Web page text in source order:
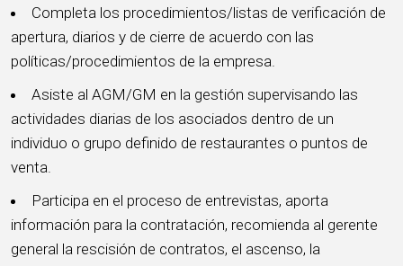
Completa los procedimientos/listas de verificación de
apertura, diarios y de cierre de acuerdo con las
políticas/procedimientos de la empresa.
Asiste al AGM/GM en la gestión supervisando las
actividades diarias de los asociados dentro de un
individuo o grupo definido de restaurantes o puntos de
venta.
Participa en el proceso de entrevistas, aporta
información para la contratación, recomienda al gerente
general la rescisión de contratos, el ascenso, la